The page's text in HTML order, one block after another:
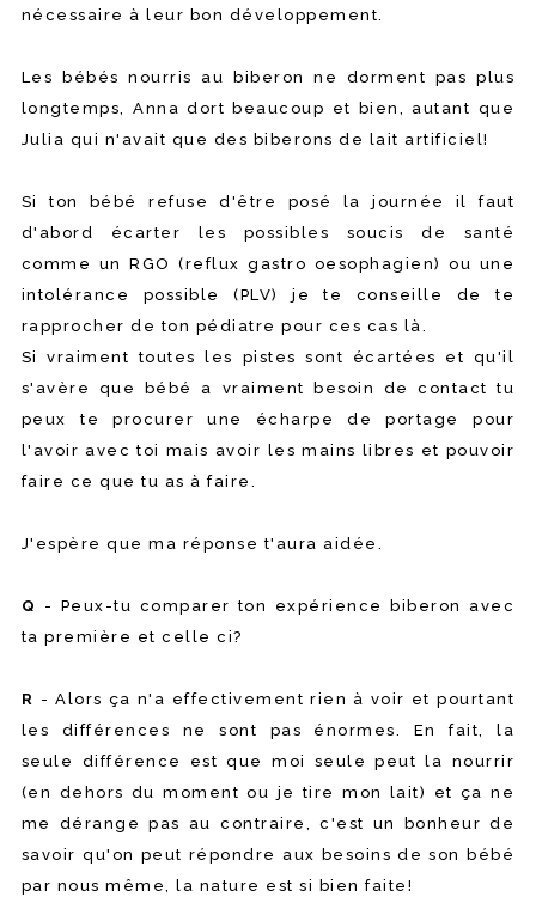
nécessaire à leur bon développement.
Les bébés nourris au biberon ne dorment pas plus
longtemps, Anna dort beaucoup et bien, autant que
Julia qui n'avait que des biberons de lait artificiel!
Si ton bébé refuse d'être posé la journée il faut
d'abord écarter les possibles soucis de santé
comme un RGO (reflux gastro oesophagien) ou une
intolérance possible (PLV) je te conseille de te
rapprocher de ton pédiatre pour ces cas là.
Si vraiment toutes les pistes sont écartées et qu'il
s'avère que bébé a vraiment besoin de contact tu
peux te procurer une écharpe de portage pour
l'avoir avec toi mais avoir les mains libres et pouvoir
faire ce que tu as à faire.
J'espère que ma réponse t'aura aidée.
Q
- Peux-tu comparer ton expérience biberon avec
ta première et celle ci?
R - Alors ça n'a effectivement rien à voir et pourtant
les différences ne sont pas énormes. En fait, la
seule différence est que moi seule peut la nourrir
(en dehors du moment ou je tire mon lait) et ça ne
me dérange pas au contraire, c'est un bonheur de
savoir qu'on peut répondre aux besoins de son bébé
par nous même, la nature est si bien faite!